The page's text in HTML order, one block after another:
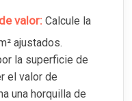
valor: Calcule la
ajustados.
la superficie de
el valor de
una horquilla de